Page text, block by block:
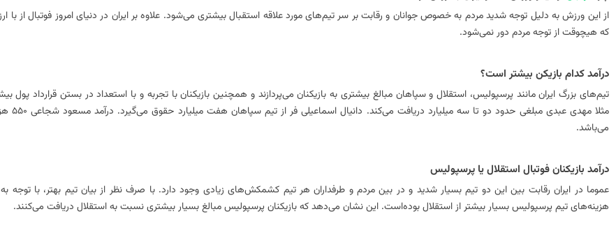
از این ورزش به دلیل توجه شدید مردم به خصوص جوانان و رقابت بر سر تیم‌های مورد علاقه استقبال بیشتری می‌شود. علاوه بر ایران در دنیای امروز فوتبال از
که هیچوقت از توجه مردم دور نمی‌شود.
درآمد کدام بازیکن بیشتر است؟
تیم‌‌های بزرگ ایران مانند پرسپولیس، استقلال و سپاهان مبالغ بیشتری به بازیکنان می‌پردازند و همچنین بازیکنان با تجربه و با استعداد در بستن قرارداد پول
مثلا مهدی
می‌باشد.
درآمد‌‌ بازیکنان فوتبال استقلال یا پرسپولیس
هزینه‌های تیم پرسپولیس بسیار بیشتر از استقلال بوده‌است. این نشان می‌دهد که بازیکنان پرسپولیس مبالغ بسیار بیشتری نسبت به استقلال دریافت می‌کنند.